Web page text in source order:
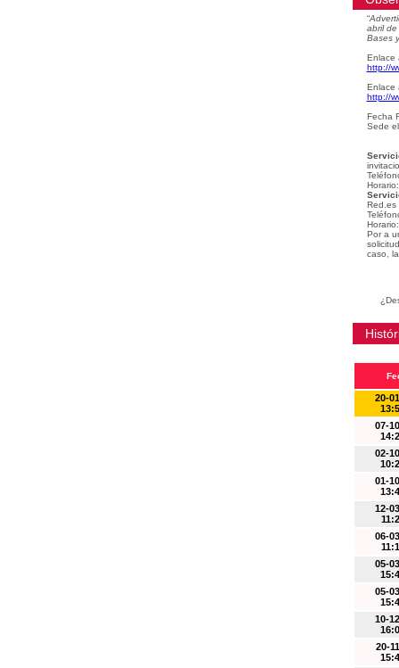
“
abril
Bases
Enlace
http://
Enlace
http://
Fecha
Sede
Red.es
Por a
caso,
20-
07-
02-
01-
12-
06-
05-
05-
10-
20-